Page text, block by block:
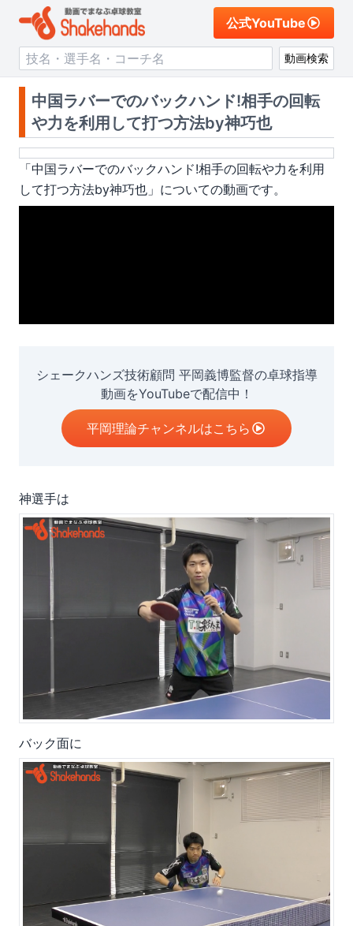
公式YouTube
動画検索
中国ラバーでのバックハンド!相手の回転
や力を利用して打つ方法by神巧也
「中国ラバーでのバックハンド!相手の回転や力を利用
して打つ方法by神巧也 」についての動画です。
シェークハンズ技術顧問 平岡義博監督の卓球指導
動画をYouTubeで配信中！
平岡理論チャンネルはこちら
神選手は
バック面に